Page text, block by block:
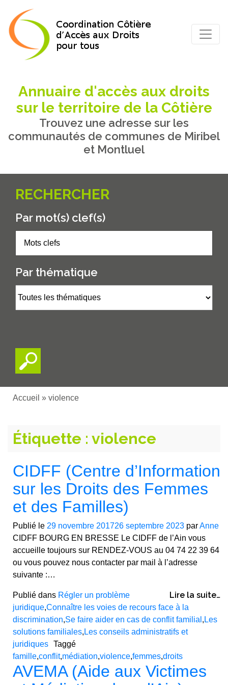
Annuaire d'accès aux droits
sur le territoire de la Côtière
Trouvez une adresse sur les
communautés de communes de Miribel
et Montluel
RECHERCHER
Par mot(s) clef(s)
Par thématique
Accueil » violence
Étiquette : violence
CIDFF (Centre d’Information
sur les Droits des Femmes
et des Familles)
Publié le 29 novembre 201726 septembre 2023 parAnne
CIDFF BOURG EN BRESSE Le CIDFF de l’Ain vous
accueille toujours sur RENDEZ-VOUS au 04 74 22 39 64
ou vous pouvez nous contacter par mail à l’adresse
suivante :…
Lire la suite…
Publié dans Régler un problème
juridique,Connaître les voies de recours face à la
discrimination,Se faire aider en cas de conflit familial , Les
solutions familiales, Les conseils administratifs et
juridiques Taggé
famille,conflit,médiation,violence,femmes,droits
AVEMA (Aide aux Victimes